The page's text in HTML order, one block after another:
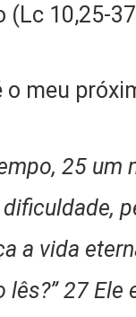
(Lc 10,25-
o meu
25 um
a vida
lês?” 27 Ele